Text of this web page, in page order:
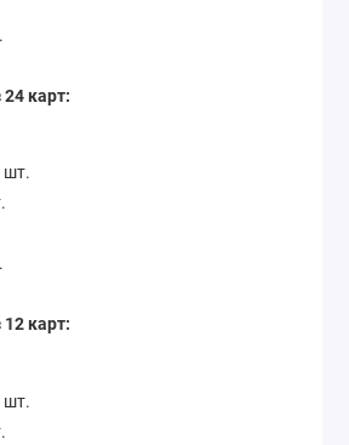
карт:
шт.
карт:
шт.